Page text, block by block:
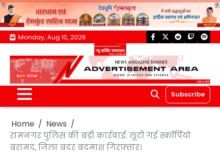
Skip
content
Monday, Aug 10, 2026 facebook
twitterreddittwitch
Subscribe
Home
News
रामनगर पुलिस की बड़ी कार्रवाई: लूटी गई स्कॉर्पियो
बरामद, जिला बदर बदमाश गिरफ्तार।